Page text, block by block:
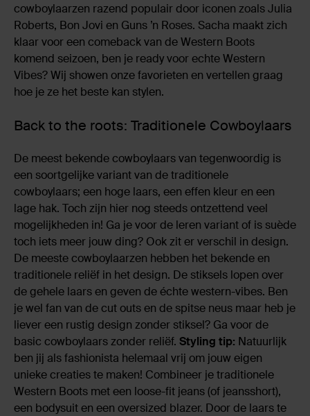
cowboylaarzen razend populair door iconen zoals Julia
Roberts, Bon Jovi en Guns ’n Roses. Sacha maakt zich
klaar voor een comeback van de Western Boots
komend seizoen, ben je ready voor echte Western
Vibes? Wij showen onze favorieten en vertellen graag
hoe je ze het beste kan stylen.
Back to the roots: Traditionele Cowboylaars
De meest bekende cowboylaars van tegenwoordig is
een soortgelijke variant van de traditionele
cowboylaars; een hoge laars, een effen kleur en een
lage hak. Toch zijn hier nog steeds ontzettend veel
mogelijkheden in! Ga je voor de leren variant of is suède
toch iets meer jouw ding? Ook zit er verschil in design.
De meeste cowboylaarzen hebben het bekende en
traditionele reliëf in het design. De stiksels lopen over
de gehele laars en geven de échte western-vibes. Ben
je wel fan van de cut outs en de spitse neus maar heb je
liever een rustig design zonder stiksel? Ga voor de
basic cowboylaars zonder reliëf. Styling tip: Natuurlijk
ben jij als fashionista helemaal vrij om jouw eigen
unieke creaties te maken! Combineer je traditionele
Western Boots met een loose-fit jeans (of jeansshort),
een bodysuit en een oversized blazer. Door de laars te